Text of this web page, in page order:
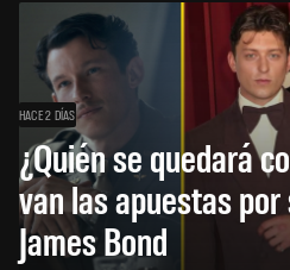
HACE 2 DÍAS
¿Quién se quedará
van las apuestas
James Bond